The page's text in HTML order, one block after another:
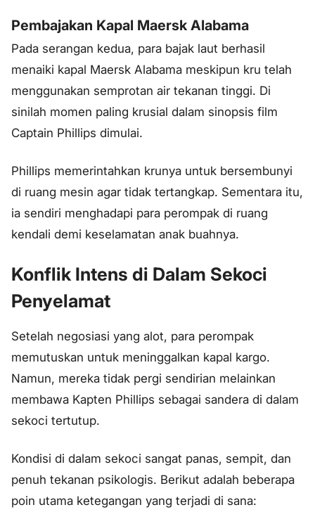
Pembajakan Kapal Maersk Alabama
Pada serangan kedua, para bajak laut berhasil
menaiki kapal Maersk Alabama meskipun kru telah
menggunakan semprotan air tekanan tinggi. Di
sinilah momen paling krusial dalam sinopsis film
Captain Phillips dimulai.
Phillips memerintahkan krunya untuk bersembunyi
di ruang mesin agar tidak tertangkap. Sementara itu,
ia sendiri menghadapi para perompak di ruang
kendali demi keselamatan anak buahnya.
Konflik Intens di Dalam Sekoci
Penyelamat
Setelah negosiasi yang alot, para perompak
memutuskan untuk meninggalkan kapal kargo.
Namun, mereka tidak pergi sendirian melainkan
membawa Kapten Phillips sebagai sandera di dalam
sekoci tertutup.
Kondisi di dalam sekoci sangat panas, sempit, dan
penuh tekanan psikologis. Berikut adalah beberapa
poin utama ketegangan yang terjadi di sana: